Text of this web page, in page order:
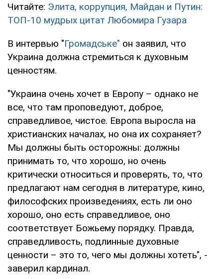
Читайте: Элита, коррупция, Майдан и Путин:
ТОП-10 мудрых цитат Любомира Гузара
В интервью "Громадське" он заявил, что
Украина должна стремиться к духовным
ценностям.
"Украина очень хочет в Европу – однако не
все, что там проповедуют, доброе,
справедливое, чистое. Европа выросла на
христианских началах, но она их сохраняет?
Мы должны быть осторожны: должны
принимать то, что хорошо, но очень
критически относиться и проверять, то, что
предлагают нам сегодня в литературе, кино,
философских произведениях, есть ли оно
хорошо, оно есть справедливое, оно
соответствует Божьему порядку. Правда,
справедливость, подлинные духовные
ценности – это то, чего мы должны хотеть", -
заверил кардинал.